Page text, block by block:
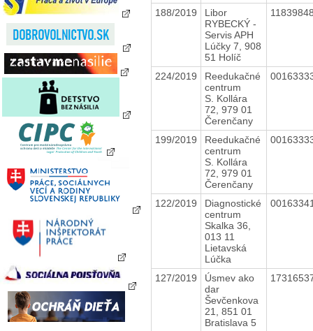
188/2019
Libor
RYBECKÝ -
Servis APH
Lúčky 7, 908
51 Holíč
224/2019
Reedukačné
centrum
S. Kollára
72, 979 01
Čerenčany
199/2019
Reedukačné
centrum
S. Kollára
72, 979 01
Čerenčany
122/2019
Diagnostické
centrum
Skalka 36,
013 11
Lietavská
Lúčka
127/2019
Úsmev ako
dar
Ševčenkova
21, 851 01
Bratislava 5